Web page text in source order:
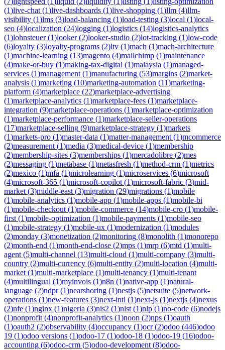
(1)live-chat (1)live-dashboards (1)live-shopping (1)llm (4)llm-
visibility (1)lms (3)load-balancing (1)load-testing (3)local (1)local-
seo (4)localization (24)logging (1)logistics (14)logistics-analytics
(1)lohnsteuer(1)looker(2)looker-studio (2)lot-tracking (1)low-code
(6)loyalty (3)loyalty-programs (2)ltv (1)mach (1)mach-architecture
(1)machine-learning (13)magento (4)mailchimp (1)maintenance
(4)make-or-buy (1)making-tax-digital (1)malaysia (1)managed-
services (1)management (1)manufacturing (53)margins (2)market-
analysis (1)marketing (10)marketing-automation (11)marketing-
platform (4)marketplace (22)marketplace-advertising
(1)marketplace-analytics (1)marketplace-fees (1)marketplace-
integration (9)marketplace-operations (1)marketplace-optimization
(1)marketplace-performance (1)marketplace-seller-operations
(17)marketplace-selling (9)marketplace-strategy (1)markets
(1)markets-pro (1)master-data (1)matter-management (1)mcommerce
(2)measurement (1)media (3)medical-device (1)membership
(2)membership-sites (3)memberships (1)mercadolibre (2)mes
(2)messaging (1)metabase (1)metasfresh (1)method-crm (1)metrics
(2)mexico (1)mfa (1)microlearning (1)microservices (6)microsoft
(4)microsoft-365 (1)microsoft-copilot (1)microsoft-fabric (3)mid-
market (3)middle-east (3)migration (29)migrations (1)mobile
(1)mobile-analytics (1)mobile-app (1)mobile-apps (1)mobile-bi
(1)mobile-checkout (1)mobile-commerce (14)mobile-cro (1)mobile-
first (1)mobile-optimization (1)mobile-payments (1)mobile-seo
(1)mobile-strategy (1)mobile-ux (1)modernization (1)modules
(2)monday (3)monetization (2)monitoring (8)monolith (1)monorepo
(2)month-end (1)month-end-close (2)mps (1)mrp (6)mtd (1)multi-
agent (5)multi-channel (13)multi-cloud (1)multi-company (3)multi-
country (2)multi-currency (6)multi-entity (2)multi-location (4)multi-
market (1)multi-marketplace (1)multi-tenancy (1)multi-tenant
(4)multilingual (1)myinvois (1)n8n (1)native-app (1)natural-
language (2)ndpr(1)nearshoring (1)nestjs (5)netsuite (5)network-
operations (1)new-features (3)next-intl (1)next-js (1)nextjs (4)nexus
(2)nfe (1)nginx (1)nigeria (3)nis2 (1)nist (1)nlp (1)no-code (6)nodejs
(1)nonprofit (4)nonprofit-analytics (1)noon (2)nps (1)oauth
(1)oauth2 (2)observability (4)occupancy (1)ocr(2)odoo (446)odoo
19 (1)odoo versions (1)odoo-17 (1)odoo-18 (1)odoo-19 (16)odoo-
accounting (6)odoo-crm (5)odoo-development (8)odoo-